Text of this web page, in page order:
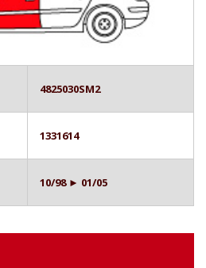
4825030SM2
1331614
10/98 ► 01/05